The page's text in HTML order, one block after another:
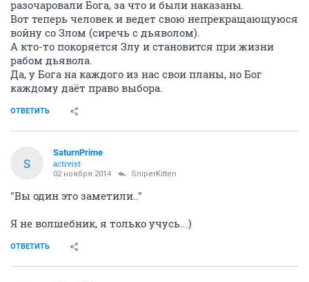
разочаровали Бога, за что и были наказаны.
Вот теперь человек и ведет свою непрекращающуюся
войну со Злом (сиречь с дьяволом).
А кто-то покоряется Злу и становится при жизни
рабом дьявола.
Да, у Бога на каждого из нас свои планы, но Бог
каждому даёт право выбора.
ОТВЕТИТЬ
S
SaturnPrime
activist
02 ноября 2014 SniperKitten
"Вы один это заметили.."
Я не волшебник, я только учусь...)
ОТВЕТИТЬ